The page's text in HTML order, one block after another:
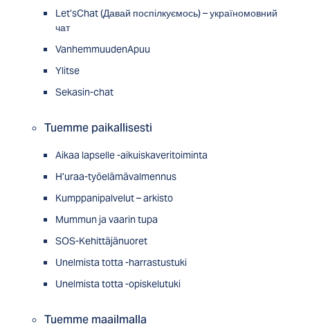
Let’sChat (Давай поспілкуємось) – україномовний
чат
VanhemmuudenApuu
Ylitse
Sekasin-chat
Tuemme paikallisesti
Aikaa lapselle -aikuiskaveritoiminta
H’uraa-työelämävalmennus
Kumppanipalvelut – arkisto
Mummun ja vaarin tupa
SOS-Kehittäjänuoret
Unelmista totta -harrastustuki
Unelmista totta -opiskelutuki
Tuemme maailmalla